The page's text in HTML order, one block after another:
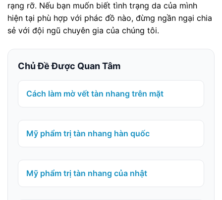
rạng rỡ. Nếu bạn muốn biết tình trạng da của mình
hiện tại phù hợp với phác đồ nào, đừng ngần ngại chia
sẻ với đội ngũ chuyên gia của chúng tôi.
Chủ Đề Được Quan Tâm
Cách làm mờ vết tàn nhang trên mặt
Mỹ phẩm trị tàn nhang hàn quốc
Mỹ phẩm trị tàn nhang của nhật